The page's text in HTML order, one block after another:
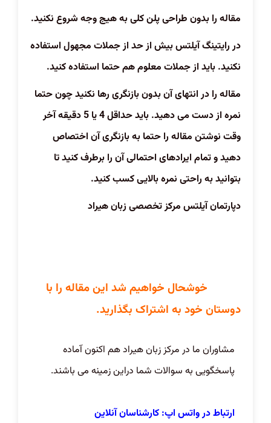
مقاله را بدون طراحی پلن کلی به هیج وجه شروع نکنید.
در رایتینگ آیلتس بیش از حد از جملات مجهول استفاده
نکنید. باید از جملات معلوم هم حتما استفاده کنید.
مقاله را در انتهای آن بدون بازنگری رها نکنید چون حتما
نمره از دست می دهید. باید حداقل 4 یا 5 دقیقه آخر
وقت نوشتن مقاله را حتما به بازنگری آن اختصاص
دهید و تمام ایرادهای احتمالی آن را برطرف کنید تا
بتوانید به راحتی نمره بالایی کسب کنید.
دپارتمان آیلتس مرکز تخصصی زبان هیراد
خوشحال خواهیم شد این مقاله را با
دوستان خود به اشتراک بگذارید.
مشاوران ما در مرکز زبان هیراد هم اکنون آماده
پاسخگویی به سوالات شما دراین زمینه می باشند.
ارتباط در واتس اپ: کارشناسان آنلاین